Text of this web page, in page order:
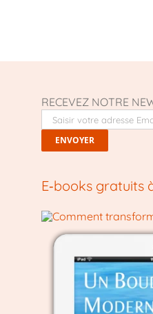
RECEVEZ NOTRE
E‑books gratuits